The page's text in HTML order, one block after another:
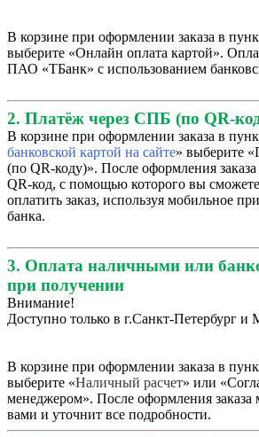
В корзине при оформлении заказа в
выберите «Онлайн оплата картой».
ПАО «ТБанк» с использованием
2. Платёж через СПБ (по QR-
В корзине при оформлении заказа в
банковской картой на сайте» выберите
(по QR-коду)». После оформления заказа
QR-код, с помощью которого вы
оплатить заказ, используя мобильное
банка.
3. Оплата наличными или
при получении
Внимание!
Доступно только в г.Санкт-Петербург и
В корзине при оформлении заказа в
выберите «Наличный расчет» или
менеджером». После оформления заказа
вами и уточнит все подробности.